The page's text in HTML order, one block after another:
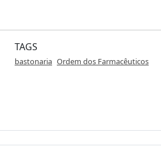
TAGS
bastonaria Ordem dos Farmacêuticos